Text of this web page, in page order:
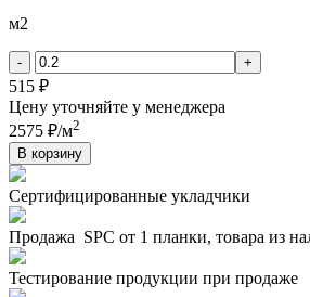
м2
- +
515 ₽
Цену уточняйте у менеджера
2575 ₽/м2
В корзину
Сертифицированные укладчики
Продажа SPC от 1 планки, товара из
Тестирование продукции при продаже